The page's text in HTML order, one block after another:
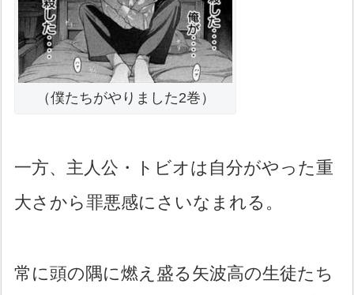
（僕たちがやりました2巻）
一方、主人公・トビオは自分がやった重
大さから罪悪感にさいなまれる。
常に頭の隅に燃え盛る矢波高の生徒たち